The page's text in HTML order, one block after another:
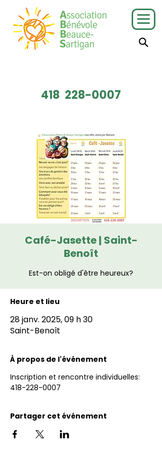
418 228-0007
Café-Jasette | Saint-
Benoît
Est-on obligé d'être heureux?
Heure et lieu
28 janv. 2025, 09 h 30
Saint-Benoît
À propos de l'événement
Inscription et rencontre individuelles:
418-228-0007
Partager cet événement